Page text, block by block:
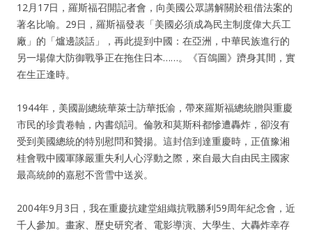
12月17日，羅斯福召開記者會，向美國公眾講解關於租借法案的
著名比喻。29日，羅斯福發表「美國必須成為民主制度偉大兵工
廠」的「爐邊談話」，再此提到中國：在亞洲，中華民族進行的
另一場偉大防御戰爭正在拖住日本……。《百鴿圖》躋身其間，實
在生正逢時。
1944年，美國副總統華萊士訪華抵渝，帶來羅斯福總統贈與重慶
市民的珍貴卷軸，內書頌詞。倫敦和莫斯科都慘遭轟炸，卻沒有
受到美國總統的特別慰問和贊揚。這封信到達重慶時，正值豫湘
桂會戰中國軍隊嚴重失利人心浮動之際，來自最大自由民主國家
最高統帥的嘉慰不啻雪中送炭。
2004年9月3日，我在重慶抗建堂組織抗戰勝利59周年紀念會，近
千人參加。畫家、歷史研究者、電影導演、大學生、大轟炸幸存